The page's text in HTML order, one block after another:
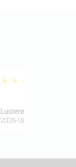
★★★★★
Lucienne Van De Haar
2026-08-03